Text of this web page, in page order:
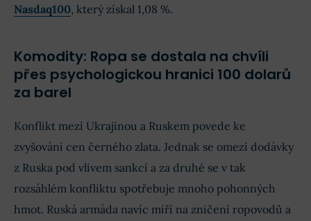
Nasdaq100, který získal 1,08 %.
Komodity: Ropa se dostala na chvíli
přes psychologickou hranici 100 dolarů
za barel
Konflikt mezí Ukrajinou a Ruskem povede ke
zvyšování cen černého zlata. Jednak se omezí dodávky
z Ruska pod vlivem sankcí a za druhé se v tak
rozsáhlém konfliktu spotřebuje mnoho pohonných
hmot. Ruská armáda navíc míří na zničení ropovodů a